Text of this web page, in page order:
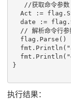
   //获取命令参数
Act :=
date :=
// 解析命令行
  flag.Parse()
}
执行结果：